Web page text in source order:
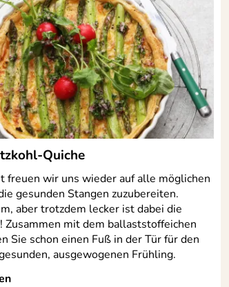
Quiche
freuen wir uns wieder auf alle möglichen
gesunden Stangen zuzubereiten.
aber trotzdem lecker ist dabei die
Zusammen mit dem ballaststoffeichen
Sie schon einen Fuß in der Tür für den
ausgewogenen Frühling.